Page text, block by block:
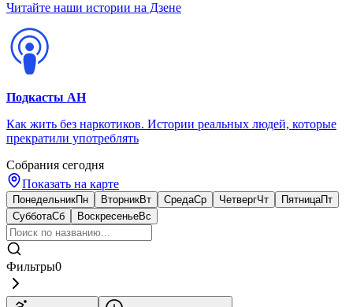
Читайте наши истории на Дзене
Подкасты АН
Как жить без наркотиков. Истории реальных людей, которые
прекратили употреблять
Собрания сегодня
Показать на карте
ПонедельникПн ВторникВт СредаСр ЧетвергЧт ПятницаПт
СубботаСб ВоскресеньеВс
Фильтры0